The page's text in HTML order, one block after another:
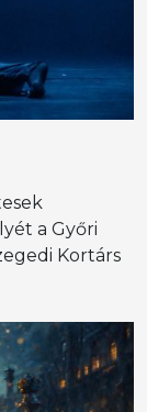
a Győri
Kortárs